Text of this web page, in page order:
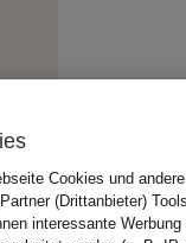
Cookies und
(Drittanbieter)
interessante